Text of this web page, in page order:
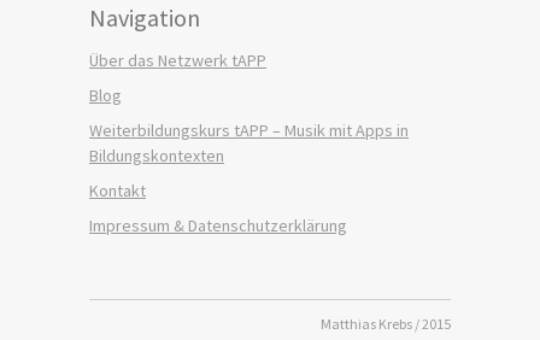
Navigation
Über das Netzwerk tAPP
Blog
Weiterbildungskurs tAPP – Musik mit Apps in
Bildungskontexten
Kontakt
Impressum & Datenschutzerklärung
Matthias Krebs / 2015